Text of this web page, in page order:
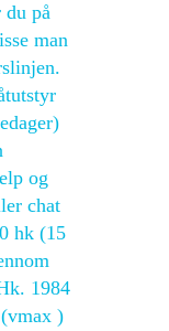
du på
man
og
chat
hk (15
1984
)